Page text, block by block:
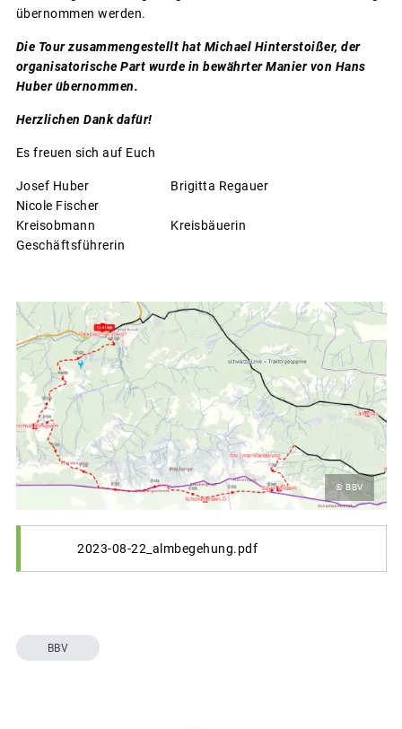
übernommen werden.
Die Tour zusammengestellt hat Michael Hinterstoißer, der
organisatorische Part wurde in bewährter Manier von Hans
Huber übernommen.
Herzlichen Dank dafür!
Es freuen sich auf Euch
Josef Huber Brigitta Regauer
Nicole Fischer
Kreisobmann Kreisbäuerin
Geschäftsführerin
© BBV
2023-08-22_almbegehung.pdf
BBV